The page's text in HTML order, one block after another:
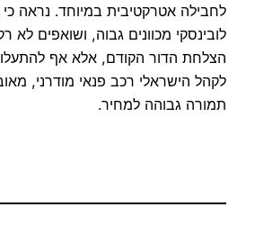
לובינסקי מכוונים גבוה, ושואפים
הצלחת הדור הקודם, אלא אף
לקהל הישראלי רכב פנאי מודרני,
תמורה גבוהה למחיר.